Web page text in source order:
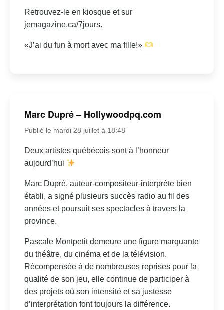
Retrouvez-le en kiosque et sur
jemagazine.ca/7jours.
«J’ai du fun à mort avec ma fille!»
Marc Dupré – Hollywoodpq.com
Publié le mardi 28 juillet à 18:48
Deux artistes québécois sont à l’honneur
aujourd’hui
Marc Dupré, auteur-compositeur-interprète bien
établi, a signé plusieurs succès radio au fil des
années et poursuit ses spectacles à travers la
province.
Pascale Montpetit demeure une figure marquante
du théâtre, du cinéma et de la télévision.
Récompensée à de nombreuses reprises pour la
qualité de son jeu, elle continue de participer à
des projets où son intensité et sa justesse
d’interprétation font toujours la différence.